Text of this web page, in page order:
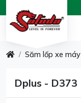
Săm lốp xe máy
Dplus - D373